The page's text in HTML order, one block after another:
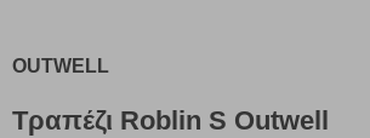
OUTWELL
Τραπέζι Roblin S Outwell